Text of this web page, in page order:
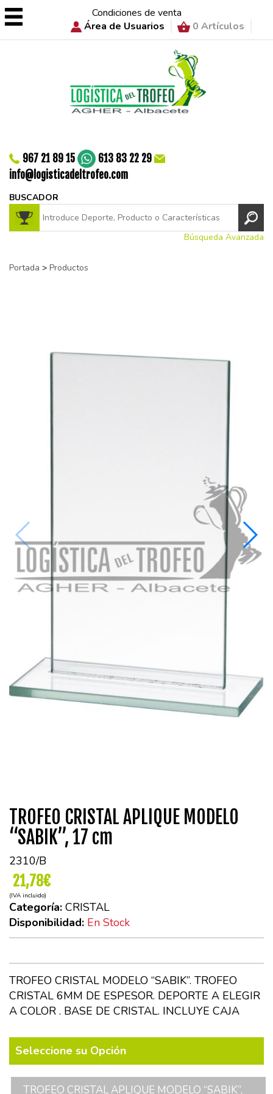
Condiciones de venta
Área de Usuarios
0 Artículos
967 21 89 15
613 83 22 29
info@logisticadeltrofeo.com
BUSCADOR
Búsqueda Avanzada
Portada > Productos
TROFEO CRISTAL APLIQUE MODELO
“SABIK”, 17 cm
2310/B
21,78€
(IVA incluido)
Categoría: CRISTAL
Disponibilidad: En Stock
TROFEO CRISTAL MODELO “SABIK”. TROFEO
CRISTAL 6MM DE ESPESOR. DEPORTE A ELEGIR
A COLOR . BASE DE CRISTAL. INCLUYE CAJA
Seleccione su Opción
TROFEO CRISTAL APLIQUE MODELO “SABIK”,